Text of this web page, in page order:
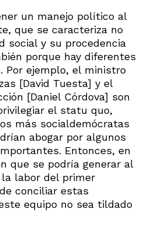
un manejo político al
que se caracteriza no
social y su procedencia
porque hay diferentes
Por ejemplo, el ministro
[David Tuesta] y el
[Daniel Córdova] son
el statu quo,
más socialdemócratas
abogar por algunos
Entonces, en
que se podría generar al
labor del primer
conciliar estas
equipo no sea tildado